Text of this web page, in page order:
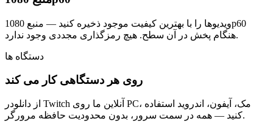
ویدیوها را با بهترین کیفیت موجود ذخیره کنید — منبع 1080p60
هنگام پخش در آن سطح. هیچ رمزگذاری مجددی وجود ندارد.
دستگاه ها
روی هر دستگاهی کار می کند
از دانلودر Twitch آنلاین ما روی PC، مک، آیفون، اندروید استفاده
کنید — همه در سمت سرور، بدون محدودیت حافظه مرورگر.